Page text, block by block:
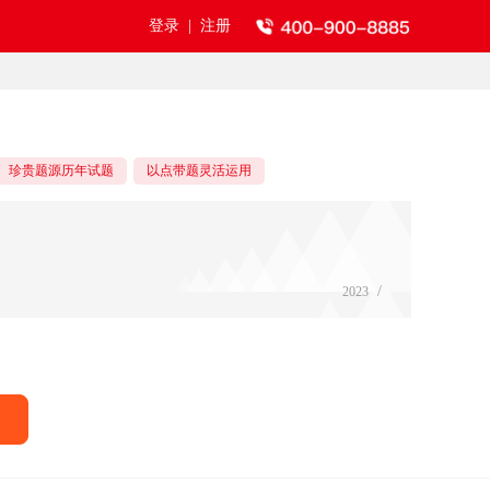
登录 注册
珍贵题源历年试题 以点带题灵活运用
2023 /